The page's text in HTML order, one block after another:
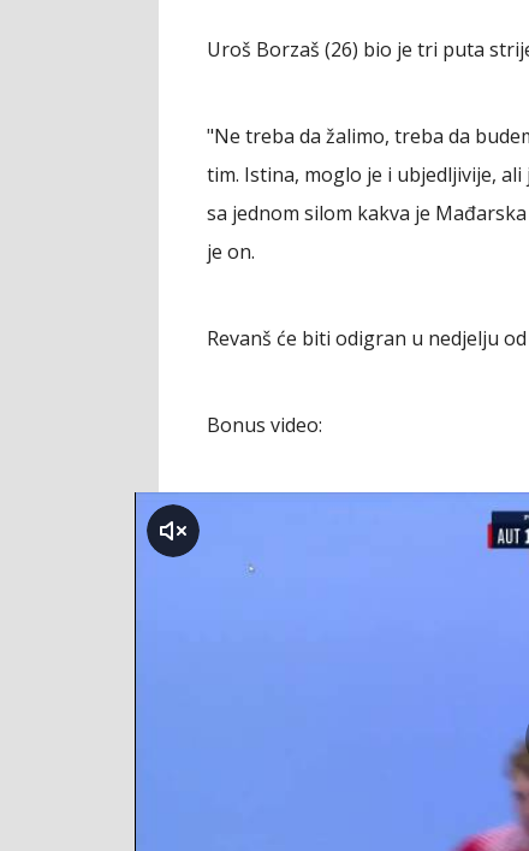
Uroš Borzaš (26) bio je tri puta
"Ne treba da žalimo, treba da
tim. Istina, moglo je i ubjedljivije,
sa jednom silom kakva je
je on.
Revanš će biti odigran u nedjelju
Bonus video:
klikni za zvuk